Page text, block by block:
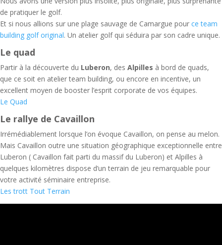
de pratiquer le golf.
Et si nous allions sur une plage sauvage de Camargue pour ce team
building golf original. Un atelier golf qui séduira par son cadre unique.
Le quad
Partir à la découverte du Luberon, des Alpilles à bord de quads,
que ce soit en atelier team building, ou encore en incentive, un
excellent moyen de booster l’esprit corporate de vos équipes.
Le Quad
Le rallye de Cavaillon
Irrémédiablement lorsque l’on évoque Cavaillon, on pense au melon.
Mais Cavaillon outre une situation géographique exceptionnelle entre
Luberon ( Cavaillon fait parti du massif du Luberon) et Alpilles à
quelques kilomètres dispose d’un terrain de jeu remarquable pour
votre activité séminaire entreprise.
Les trott Tout Terrain